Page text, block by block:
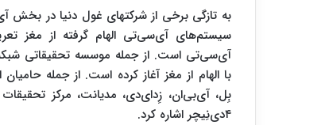
به تازگی برخی از شرکتهای غول دنیا در بخش
سیستم‌های آی‌سی‌تی الهام گرفته از مغز
با الهام از مغز آغاز کرده است. از جمله
بِل، آی‌بی‌ان، زِد‌ای‌دی، مدیانت، مرکز تحقیقات
۴دی‌نِیچر اشاره کرد.